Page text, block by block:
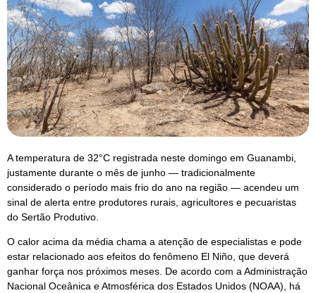
A temperatura de 32°C registrada neste domingo em Guanambi,
justamente durante o mês de junho — tradicionalmente
considerado o período mais frio do ano na região — acendeu um
sinal de alerta entre produtores rurais, agricultores e pecuaristas
do Sertão Produtivo.
O calor acima da média chama a atenção de especialistas e pode
estar relacionado aos efeitos do fenômeno El Niño, que deverá
ganhar força nos próximos meses. De acordo com a Administração
Nacional Oceânica e Atmosférica dos Estados Unidos (NOAA), há